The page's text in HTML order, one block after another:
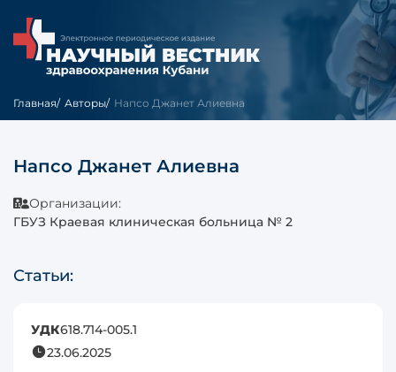
Главная Авторы Напсо Джанет Алиевна
Напсо Джанет Алиевна
Организации:
ГБУЗ Краевая клиническая больница № 2
Статьи:
УДК618.714-005.1
23.06.2025